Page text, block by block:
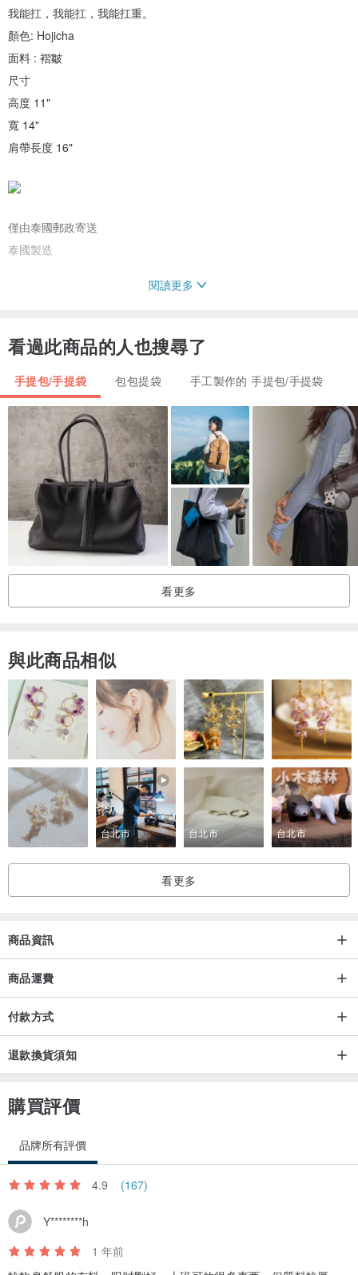
我能扛，我能扛，我能扛重。
顏色: Hojicha
面料 : 褶皺
尺寸
高度 11"
寬 14"
肩帶長度 16"
僅由泰國郵政寄送
泰國製造
閱讀更多
看過此商品的人也搜尋了
手提包/手提袋 包包提袋 手工製作的 手提包/手提袋
看更多
與此商品相似
台北市 台北市 台北市
看更多
商品資訊
商品運費
付款方式
退款換貨須知
購買評價
品牌所有評價
4.9 (167)
Y********h
1 年前